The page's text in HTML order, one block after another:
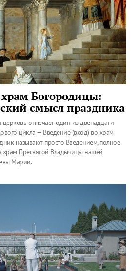
Богородицы:
смысл праздника
церковь отмечает один из двенадцати
цикла — Введение (вход) во храм
называют просто Введением, полное
храм Пресвятой Владычицы нашей
Марии.